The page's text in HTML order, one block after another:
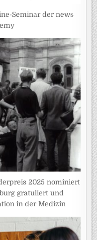
Seminar der news
2025 nominiert
gratuliert und
in der Medizin